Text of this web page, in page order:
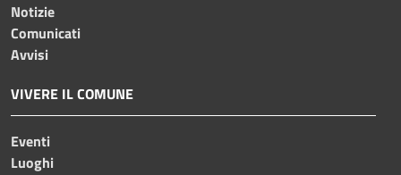
Notizie
Comunicati
Avvisi
VIVERE IL COMUNE
Eventi
Luoghi